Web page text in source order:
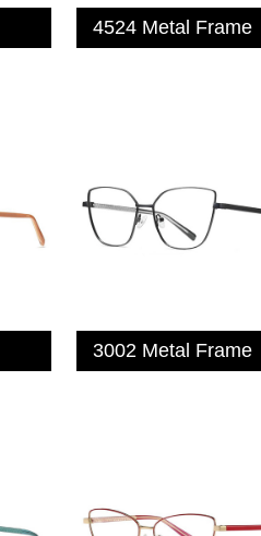
4524 Metal Frame
3002 Metal Frame